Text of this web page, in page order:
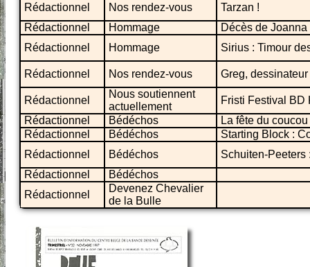
Rédactionnel Nos rendez-vous
Tarzan !
Rédactionnel
Hommage
Décès de
Rédactionnel
Hommage Sirius : Timour
Rédactionnel Nos rendez-vous Greg, dessinateur
Rédactionnel
Nous soutiennent
actuellement
Fristi Festival BD
Rédactionnel
Bédéchos
La fête du
Rédactionnel
Bédéchos
Starting Block :
Rédactionnel
Bédéchos
Schuiten-Peeters
Rédactionnel
Bédéchos
Rédactionnel
Devenez Chevalier
de la Bulle